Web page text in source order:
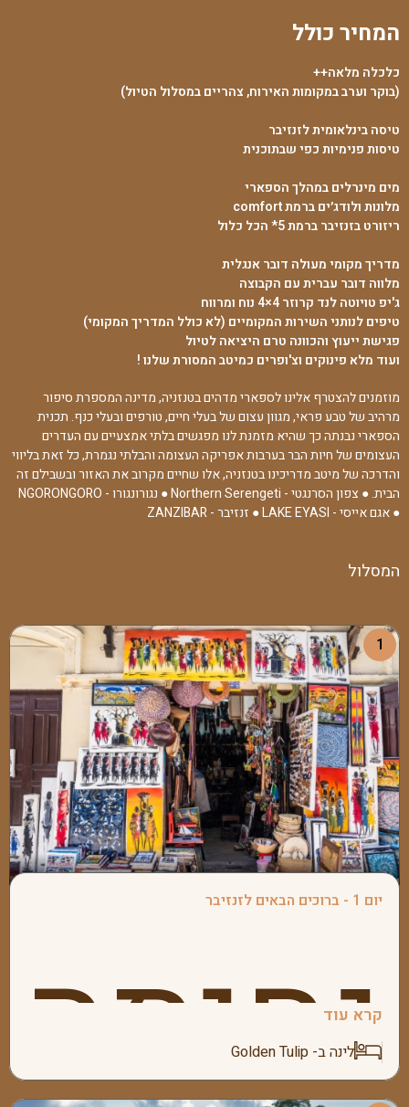
המחיר כולל
כלכלה מלאה++
(בוקר וערב במקומות האירוח, צהריים במסלול הטיול)
טיסה בינלאומית לזנזיבר
טיסות פנימיות כפי שבתוכנית
מים מינרלים במהלך הספארי
מלונות ולודג׳ים ברמת comfort
ריזורט בזנזיבר ברמת 5* הכל כלול
מדריך מקומי מעולה דובר אנגלית
מלווה דובר עברית עם הקבוצה
ג'יפ טויוטה לנד קרוזר 4×4 נוח ומרווח
טיפים לנותני השירות המקומיים (לא כולל המדריך המקומי)
פגישת ייעוץ והכוונה טרם היציאה לטיול
ועוד מלא פינוקים וצ'ופרים כמיטב המסורת שלנו !
מוזמנים להצטרף אלינו לספארי מדהים בטנזניה, מדינה המספרת סיפור
מרהיב של טבע פראי, מגוון עצום של בעלי חיים, טורפים ובעלי כנף. תכנית
הספארי נבנתה כך שהיא מזמנת לנו מפגשים בלתי אמצעיים עם העדרים
העצומים של חיות הבר בערבות אפריקה העצומה והבלתי נגמרת, כל זאת בליווי
והדרכה של מיטב מדריכינו בטנזניה, אלו שחיים מקרוב את האזור ובשבילם זה
הבית. ● צפון הסרנגטי - Northern Serengeti ● נגורונגורו - NGORONGORO
● אגם אייסי - LAKE EYASI ● זנזיבר - ZANZIBAR
המסלול
1
יום 1 - ברוכים הבאים לזנזיבר
נחיתה
קרא עוד
לינה ב- Golden Tulip